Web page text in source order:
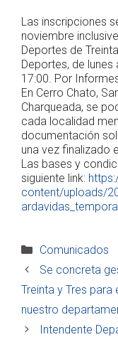
Las inscripciones
noviembre
Deportes de
Deportes, de
17:00. Por
En Cerro Chato,
Charqueada, se
cada localidad
documentación
una vez finalizado
Las bases y
siguiente link:
content/uploads/
Categorías
Comunicados
Se concreta
Treinta y Tres
nuestro
Intendente